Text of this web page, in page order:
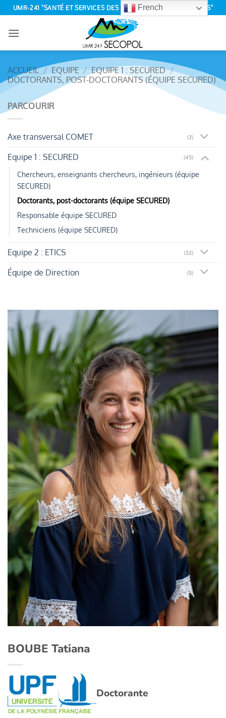
Passer
au
contenu
UMR-241 "SANTÉ ET SERVICES DES ÉCOSYSTÈMES POLYNÉSIENS"
ACCUEIL / EQUIPE / EQUIPE 1 : SECURED /
DOCTORANTS, POST-DOCTORANTS (ÉQUIPE SECURED)
PARCOURIR
Axe transversal COMET (3)
Equipe 1 : SECURED (45)
Chercheurs, enseignants chercheurs, ingénieurs (équipe
SECURED)
Doctorants, post-doctorants (équipe SECURED)
Responsable équipe SECURED
Techniciens (équipe SECURED)
Equipe 2 : ETICS (32)
Équipe de Direction (5)
BOUBE Tatiana
Doctorante
French